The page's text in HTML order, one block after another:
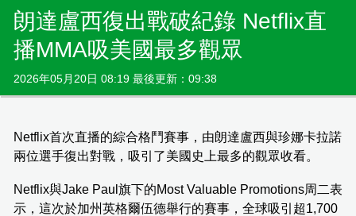
朗達盧西復出戰破紀錄 Netflix直
播MMA吸美國最多觀眾
2026年05月20日 08:19 最後更新：09:38
Netflix首次直播的綜合格鬥賽事，由朗達盧西與珍娜卡拉諾
兩位選手復出對戰，吸引了美國史上最多的觀眾收看。
Netflix與Jake Paul旗下的Most Valuable Promotions周二表
示，這次於加州英格爾伍德舉行的賽事，全球吸引超1,700